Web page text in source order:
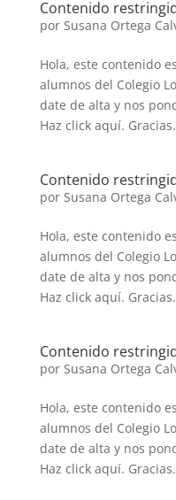
Contenido
por Susana Ortega
Hola, este contenido
alumnos del Colegio
date de alta y nos
Haz click aquí. Gracias.
Contenido
por Susana Ortega
Hola, este contenido
alumnos del Colegio
date de alta y nos
Haz click aquí. Gracias.
Contenido
por Susana Ortega
Hola, este contenido
alumnos del Colegio
date de alta y nos
Haz click aquí. Gracias.